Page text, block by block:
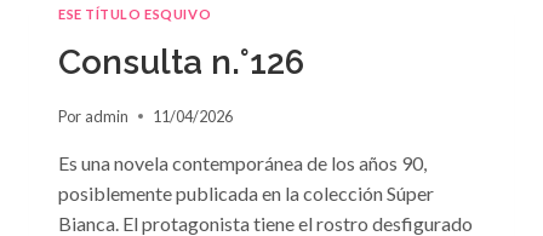
ESE TÍTULO ESQUIVO
Consulta n.°126
Por admin 11/04/2026
Es una novela contemporánea de los años 90,
posiblemente publicada en la colección Súper
Bianca. El protagonista tiene el rostro desfigurado